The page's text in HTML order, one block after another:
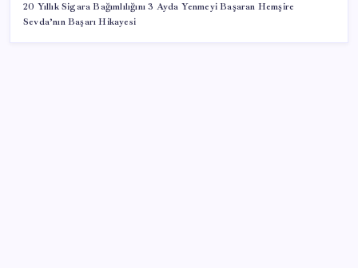
20 Yıllık Sigara Bağımlılığını 3 Ayda Yenmeyi Başaran Hemşire
Sevda’nın Başarı Hikayesi